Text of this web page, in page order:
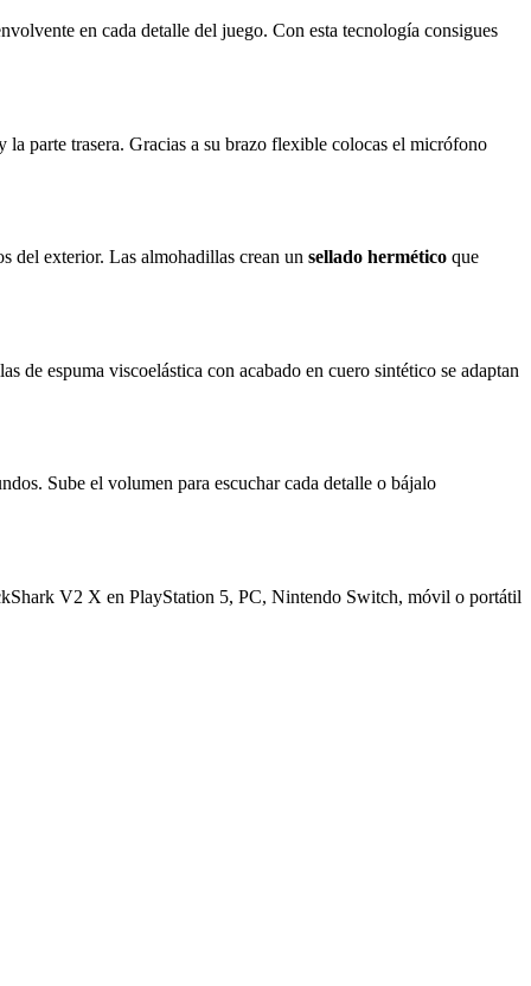
en cada detalle del juego. Con esta tecnología consigues
parte trasera. Gracias a su brazo flexible colocas el micrófono
del exterior. Las almohadillas crean un sellado hermético que
de espuma viscoelástica con acabado en cuero sintético se adaptan
Sube el volumen para escuchar cada detalle o bájalo
V2 X en PlayStation 5, PC, Nintendo Switch, móvil o portátil